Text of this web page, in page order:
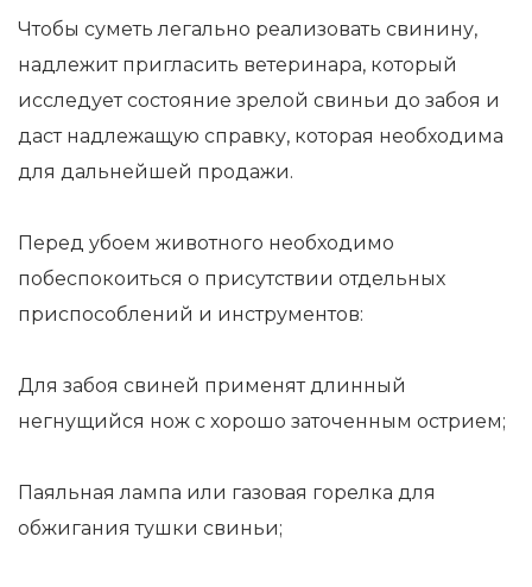
Чтобы суметь легально реализовать свинину,
надлежит пригласить ветеринара, который
исследует состояние зрелой свиньи до забоя и
даст надлежащую справку, которая необходима
для дальнейшей продажи.
Перед убоем животного необходимо
побеспокоиться о присутствии отдельных
приспособлений и инструментов:
Для забоя свиней применят длинный
негнущийся нож с хорошо заточенным острием;
Паяльная лампа или газовая горелка для
обжигания тушки свиньи;